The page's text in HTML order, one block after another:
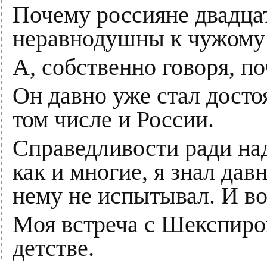
Почему россияне
неравнодушны к чужому
А, собственно говоря,
Он давно уже стал
том числе и России.
Справедливости ради
как и многие, я знал
нему не испытывал. И
Моя встреча с
детстве.